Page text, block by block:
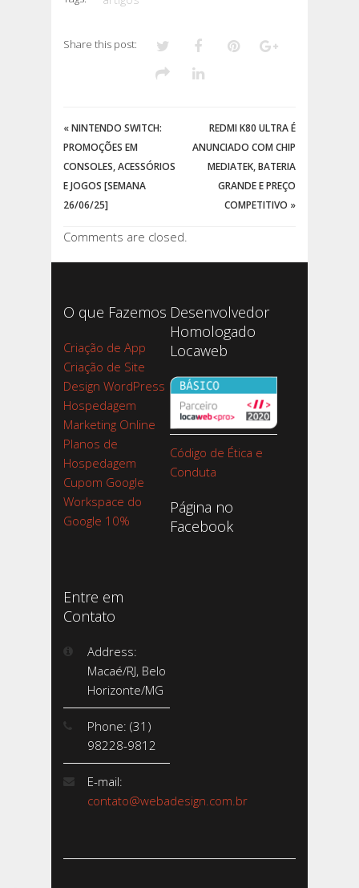
Share this post:
«NINTENDO SWITCH:
PROMOÇÕES EM
CONSOLES, ACESSÓRIOS
E JOGOS [SEMANA
26/06/25]
REDMI K80 ULTRA É
ANUNCIADO COM CHIP
MEDIATEK, BATERIA
GRANDE E PREÇO
COMPETITIVO »
Comments are closed.
O que Fazemos
Criação de App
Criação de Site
Design WordPress
Hospedagem
Marketing Online
Planos de
Hospedagem
Cupom Google
Workspace do
Google 10%
Desenvolvedor
Homologado
Locaweb
Código de Ética e
Conduta
Página no
Facebook
Entre em
Contato
Address:
Macaé/RJ, Belo
Horizonte/MG
Phone: (31)
98228-9812
E-mail:
contato@webadesign.com.br